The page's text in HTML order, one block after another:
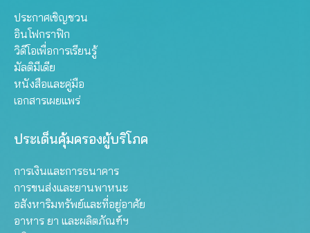
ประกาศเชิญชวน
อินโฟกราฟิก
วิดีโอเพื่อการเรียนรู้
มัลติมีเดีย
หนังสือและคู่มือ
เอกสารเผยแพร่
ประเด็นคุ้มครองผู้บริโภค
การเงินและการธนาคาร
การขนส่งและยานพาหนะ
อสังหาริมทรัพย์และที่อยู่อาศัย
อาหาร ยา และผลิตภัณฑ์ฯ